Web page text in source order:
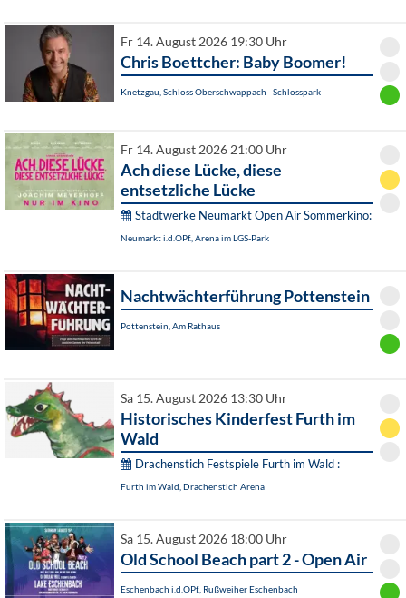
Fr 14. August 2026 19:30 Uhr
Chris Boettcher: Baby Boomer!
Knetzgau, Schloss Oberschwappach - Schlosspark
Fr 14. August 2026 21:00 Uhr
Ach diese Lücke, diese
entsetzliche Lücke
Stadtwerke Neumarkt Open Air Sommerkino:
Neumarkt i.d.OPf., Arena im LGS-Park
Nachtwächterführung Pottenstein
Pottenstein, Am Rathaus
Sa 15. August 2026 13:30 Uhr
Historisches Kinderfest Furth im
Wald
Drachenstich Festspiele Furth im Wald :
Furth im Wald, Drachenstich Arena
Sa 15. August 2026 18:00 Uhr
Old School Beach part 2 - Open Air
Eschenbach i.d.OPf., Rußweiher Eschenbach